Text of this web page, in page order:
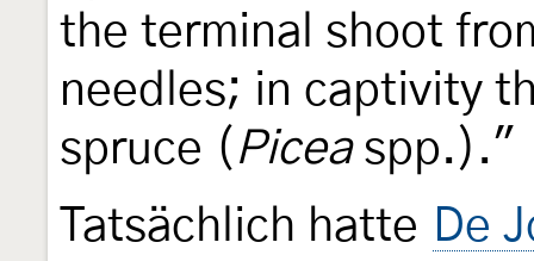
the terminal shoot
needles; in captivity
spruce ( Piceaspp.)."
Tatsächlich hatte De